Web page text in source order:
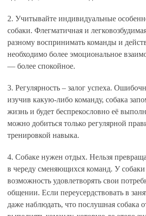
2. Учитывайте индивидуальные
собаки. Флегматичная и
разному воспринимать команды и
необходимо более эмоциональное
— более спокойное.
3. Регулярность – залог успеха.
изучив какую-либо команду, собака
жизнь и будет беспрекословно её
можно добиться только регулярной
тренировкой навыка.
4. Собаке нужен отдых. Нельзя
в череду сменяющихся команд. У
возможность удовлетворять свои
общении. Если переусердствовать в
даже наблюдать, что послушная собака